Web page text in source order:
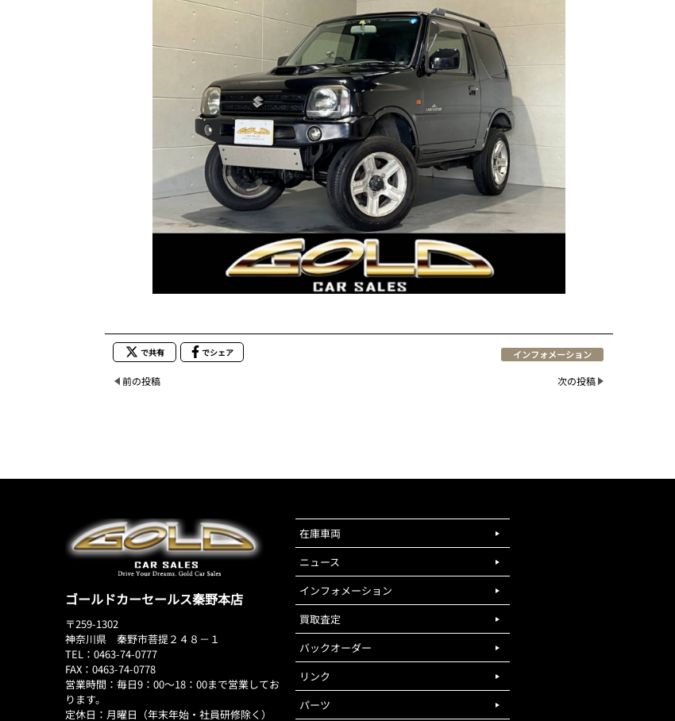
で共有 でシェア インフォメーション
前の投稿 次の投稿
ゴールドカーセールス秦野本店
〒259-1302
神奈川県 秦野市菩提２４８－１
TEL：0463-74-0777
FAX：0463-74-0778
営業時間：毎日9：00～18：00まで営業してお
ります。
定休日：月曜日（年末年始・社員研修除く）
在庫車両
ニュース
インフォメーション
買取査定
バックオーダー
リンク
パーツ